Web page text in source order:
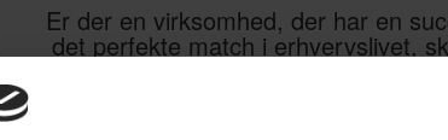
Er der en virksomhed, der har en
det perfekte match i erhvervslivet,